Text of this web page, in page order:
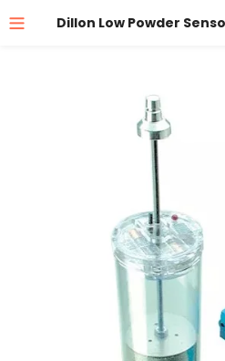
Dillon Low Powder